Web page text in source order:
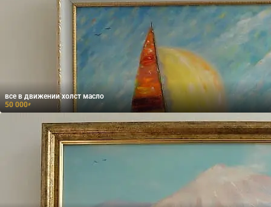
все в движении холст масло
50 000₽